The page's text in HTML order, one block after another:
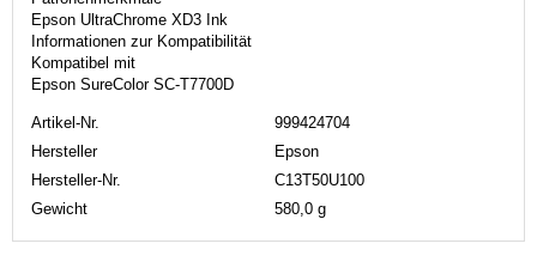
Epson UltraChrome XD3 Ink
Informationen zur Kompatibilität
Kompatibel mit
Epson SureColor SC-T7700D
Artikel-Nr.
999424704
Hersteller
Epson
Hersteller-Nr.
C13T50U100
Gewicht
580,0 g